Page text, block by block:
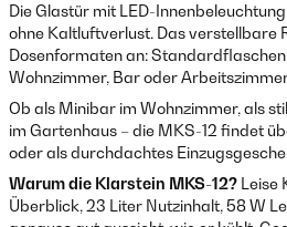
Die Glastür mit LED-
ohne Kaltluftverlust. Das verstellbare
Dosenformaten an:
Wohnzimmer, Bar oder
Ob als Minibar im Wohnzimmer, als
im Gartenhaus – die MKS-12 findet
oder als durchdachtes
Warum die Klarstein MKS-12? Leise
Überblick, 23 Liter Nutzinhalt, 58 W